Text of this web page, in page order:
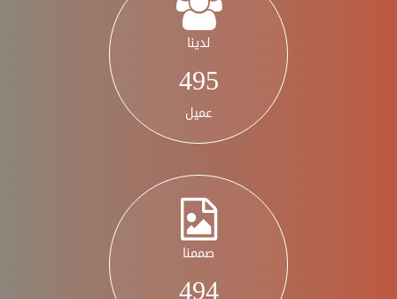
لدينا
578
عميل
صممنا